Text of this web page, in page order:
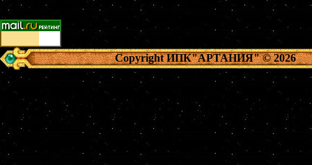
Copyright ИПК"АРТАНИЯ"© 2026